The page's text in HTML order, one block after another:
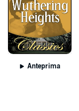
Anteprima